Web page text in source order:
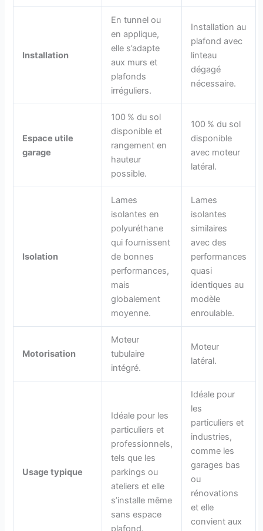
Installation
En tunnel ou
en applique,
elle s’adapte
aux murs et
plafonds
irréguliers.
Installation au
plafond avec
linteau
dégagé
nécessaire.
Espace utile
garage
100 % du sol
disponible et
rangement en
hauteur
possible.
100 % du sol
disponible
avec moteur
latéral.
Isolation
Lames
isolantes en
polyuréthane
qui fournissent
de bonnes
performances,
mais
globalement
moyenne.
Lames
isolantes
similaires
avec des
performances
quasi
identiques au
modèle
enroulable.
Motorisation
Moteur
tubulaire
intégré.
Moteur
latéral.
Usage typique
Idéale pour les
particuliers et
professionnels,
tels que les
parkings ou
ateliers et elle
s’installe même
sans espace
plafond.
Idéale pour
les
particuliers et
industries,
comme les
garages bas
ou
rénovations
et elle
convient aux